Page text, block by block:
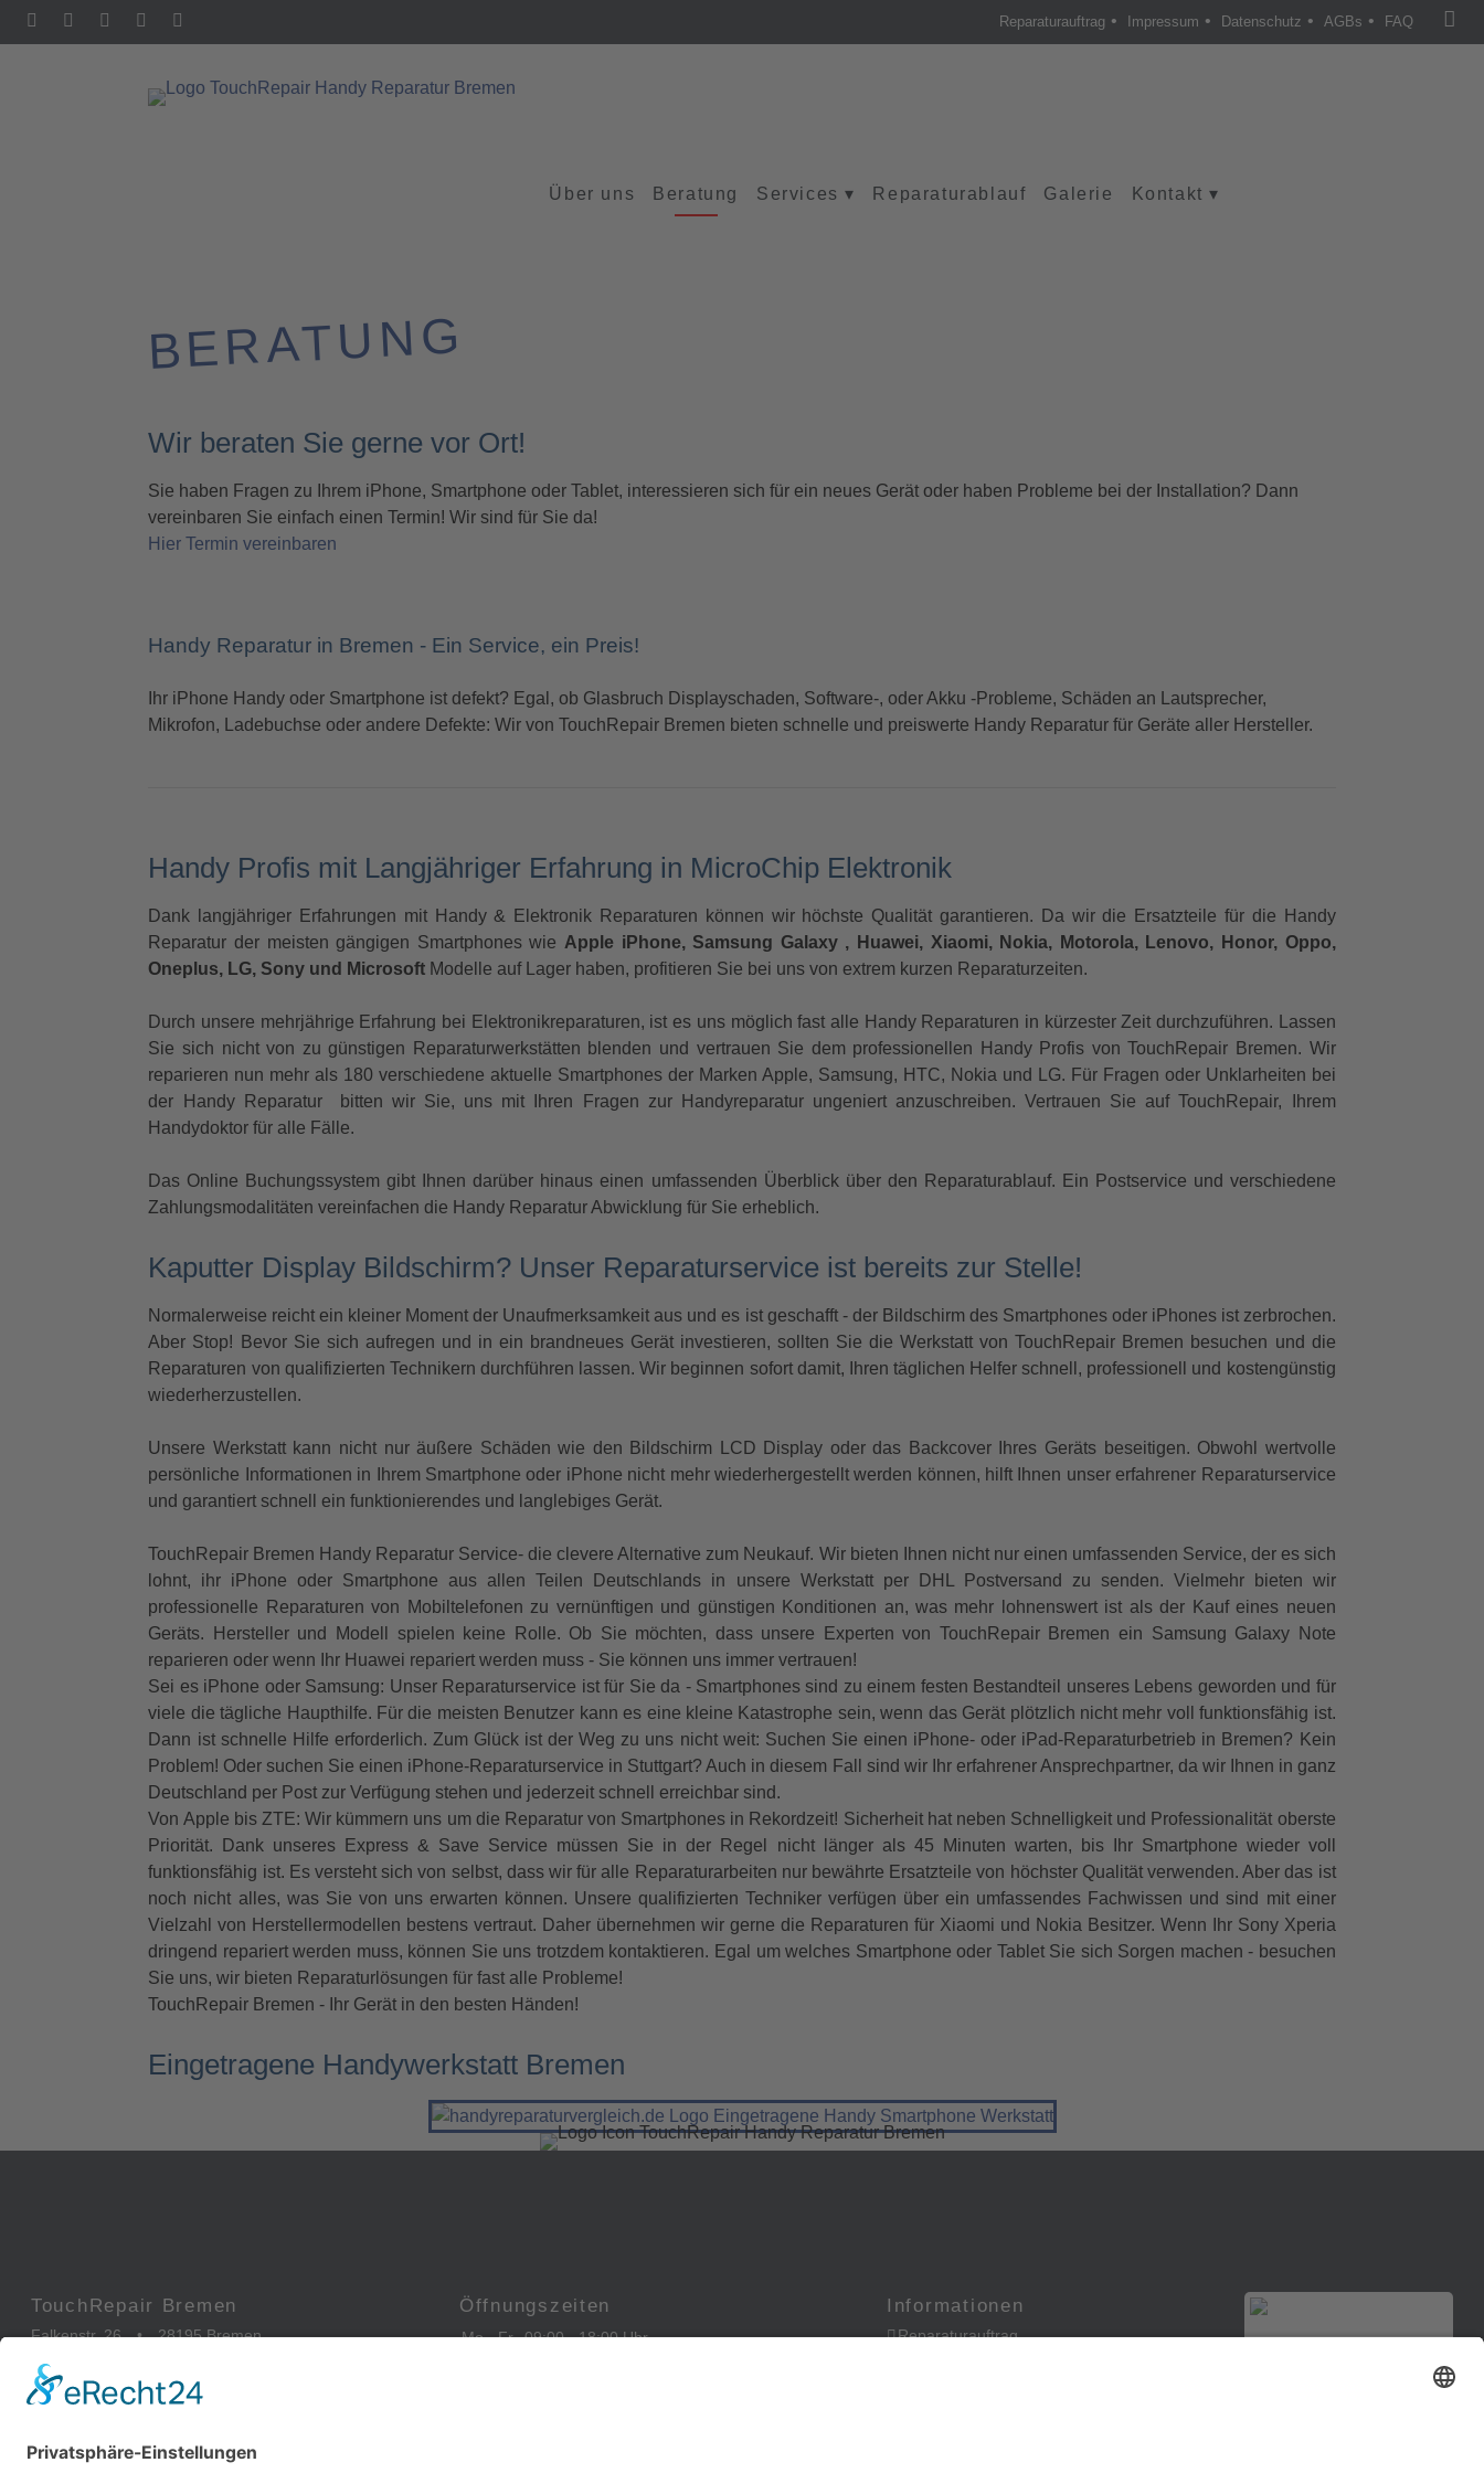
Reparaturauftrag • Impressum • Datenschutz • AGBs • FAQ
Über uns Beratung Services ▾ Reparaturablauf Galerie Kontakt ▾
BERATUNG
Wir beraten Sie gerne vor Ort!
Sie haben Fragen zu Ihrem iPhone, Smartphone oder Tablet, interessieren sich für ein neues Gerät oder haben Probleme bei der Installation? Dann
vereinbaren Sie einfach einen Termin! Wir sind für Sie da!
Hier Termin vereinbaren
Handy Reparatur in Bremen - Ein Service, ein Preis!
Ihr iPhone Handy oder Smartphone ist defekt? Egal, ob Glasbruch Displayschaden, Software-, oder Akku -Probleme, Schäden an Lautsprecher,
Mikrofon, Ladebuchse oder andere Defekte: Wir von TouchRepair Bremen bieten schnelle und preiswerte Handy Reparatur für Geräte aller Hersteller.
Handy Profis mit Langjähriger Erfahrung in MicroChip Elektronik
Dank langjähriger Erfahrungen mit Handy & Elektronik Reparaturen können wir höchste Qualität garantieren. Da wir die Ersatzteile für die Handy
Reparatur der meisten gängigen Smartphones wie Apple iPhone, Samsung Galaxy , Huawei, Xiaomi, Nokia, Motorola, Lenovo, Honor, Oppo,
Oneplus, LG, Sony und Microsoft Modelle auf Lager haben, profitieren Sie bei uns von extrem kurzen Reparaturzeiten.
Durch unsere mehrjährige Erfahrung bei Elektronikreparaturen, ist es uns möglich fast alle Handy Reparaturen in kürzester Zeit durchzuführen. Lassen
Sie sich nicht von zu günstigen Reparaturwerkstätten blenden und vertrauen Sie dem professionellen Handy Profis von TouchRepair Bremen. Wir
reparieren nun mehr als 180 verschiedene aktuelle Smartphones der Marken Apple, Samsung, HTC, Nokia und LG. Für Fragen oder Unklarheiten bei
der Handy Reparatur bitten wir Sie, uns mit Ihren Fragen zur Handyreparatur ungeniert anzuschreiben. Vertrauen Sie auf TouchRepair, Ihrem
Handydoktor für alle Fälle.
Das Online Buchungssystem gibt Ihnen darüber hinaus einen umfassenden Überblick über den Reparaturablauf. Ein Postservice und verschiedene
Zahlungsmodalitäten vereinfachen die Handy Reparatur Abwicklung für Sie erheblich.
Kaputter Display Bildschirm? Unser Reparaturservice ist bereits zur Stelle!
Normalerweise reicht ein kleiner Moment der Unaufmerksamkeit aus und es ist geschafft - der Bildschirm des Smartphones oder iPhones ist zerbrochen.
Aber Stop! Bevor Sie sich aufregen und in ein brandneues Gerät investieren, sollten Sie die Werkstatt von TouchRepair Bremen besuchen und die
Reparaturen von qualifizierten Technikern durchführen lassen. Wir beginnen sofort damit, Ihren täglichen Helfer schnell, professionell und kostengünstig
wiederherzustellen.
Unsere Werkstatt kann nicht nur äußere Schäden wie den Bildschirm LCD Display oder das Backcover Ihres Geräts beseitigen. Obwohl wertvolle
persönliche Informationen in Ihrem Smartphone oder iPhone nicht mehr wiederhergestellt werden können, hilft Ihnen unser erfahrener Reparaturservice
und garantiert schnell ein funktionierendes und langlebiges Gerät.
TouchRepair Bremen Handy Reparatur Service- die clevere Alternative zum Neukauf. Wir bieten Ihnen nicht nur einen umfassenden Service, der es sich
lohnt, ihr iPhone oder Smartphone aus allen Teilen Deutschlands in unsere Werkstatt per DHL Postversand zu senden. Vielmehr bieten wir
professionelle Reparaturen von Mobiltelefonen zu vernünftigen und günstigen Konditionen an, was mehr lohnenswert ist als der Kauf eines neuen
Geräts. Hersteller und Modell spielen keine Rolle. Ob Sie möchten, dass unsere Experten von TouchRepair Bremen ein Samsung Galaxy Note
reparieren oder wenn Ihr Huawei repariert werden muss - Sie können uns immer vertrauen!
Sei es iPhone oder Samsung: Unser Reparaturservice ist für Sie da - Smartphones sind zu einem festen Bestandteil unseres Lebens geworden und für
viele die tägliche Haupthilfe. Für die meisten Benutzer kann es eine kleine Katastrophe sein, wenn das Gerät plötzlich nicht mehr voll funktionsfähig ist.
Dann ist schnelle Hilfe erforderlich. Zum Glück ist der Weg zu uns nicht weit: Suchen Sie einen iPhone- oder iPad-Reparaturbetrieb in Bremen? Kein
Problem! Oder suchen Sie einen iPhone-Reparaturservice in Stuttgart? Auch in diesem Fall sind wir Ihr erfahrener Ansprechpartner, da wir Ihnen in ganz
Deutschland per Post zur Verfügung stehen und jederzeit schnell erreichbar sind.
Von Apple bis ZTE: Wir kümmern uns um die Reparatur von Smartphones in Rekordzeit! Sicherheit hat neben Schnelligkeit und Professionalität oberste
Priorität. Dank unseres Express & Save Service müssen Sie in der Regel nicht länger als 45 Minuten warten, bis Ihr Smartphone wieder voll
funktionsfähig ist. Es versteht sich von selbst, dass wir für alle Reparaturarbeiten nur bewährte Ersatzteile von höchster Qualität verwenden. Aber das ist
noch nicht alles, was Sie von uns erwarten können. Unsere qualifizierten Techniker verfügen über ein umfassendes Fachwissen und sind mit einer
Vielzahl von Herstellermodellen bestens vertraut. Daher übernehmen wir gerne die Reparaturen für Xiaomi und Nokia Besitzer. Wenn Ihr Sony Xperia
dringend repariert werden muss, können Sie uns trotzdem kontaktieren. Egal um welches Smartphone oder Tablet Sie sich Sorgen machen - besuchen
Sie uns, wir bieten Reparaturlösungen für fast alle Probleme!
TouchRepair Bremen - Ihr Gerät in den besten Händen!
Eingetragene Handywerkstatt Bremen
TouchRepair Bremen
Falkenstr. 26 •
28195 Bremen
info@touchrepair.de
Öffnungszeiten
Mo - Fr09:00 - 18:00 Uhr
Informationen
Reparaturauftrag